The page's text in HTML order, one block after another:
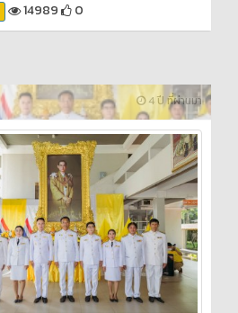
14989 0
4 ปี ที่ผ่านมา